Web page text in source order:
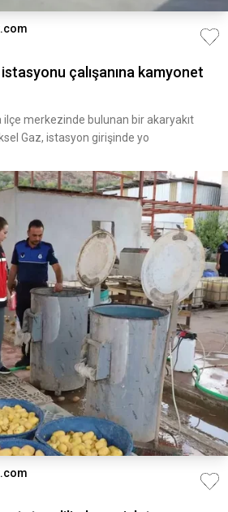
çalışanına kamyonet
ilçe merkezinde bulunan bir akaryakıt
Gaz, istasyon girişinde yo